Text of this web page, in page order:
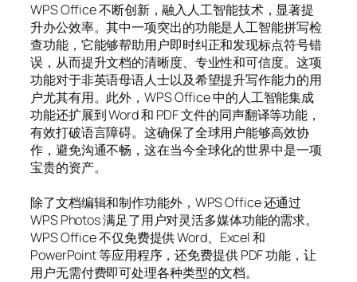
WPS Office 不断创新，融入人工智能技术，显著提
升办公效率。其中一项突出的功能是人工智能拼写检
查功能，它能够帮助用户即时纠正和发现标点符号错
误，从而提升文档的清晰度、专业性和可信度。这项
功能对于非英语母语人士以及希望提升写作能力的用
户尤其有用。此外，WPS Office 中的人工智能集成
功能还扩展到 Word 和 PDF 文件的同声翻译等功能，
有效打破语言障碍。这确保了全球用户能够高效协
作，避免沟通不畅，这在当今全球化的世界中是一项
宝贵的资产。
除了文档编辑和制作功能外，WPS Office 还通过
WPS Photos 满足了用户对灵活多媒体功能的需求。
WPS Office 不仅免费提供 Word、Excel 和
PowerPoint 等应用程序，还免费提供 PDF 功能，让
用户无需付费即可处理各种类型的文档。